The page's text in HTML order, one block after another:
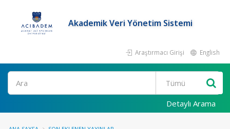
Akademik Veri Yönetim Sistemi
Araştırmacı Girişi English
Ara
Detaylı Arama